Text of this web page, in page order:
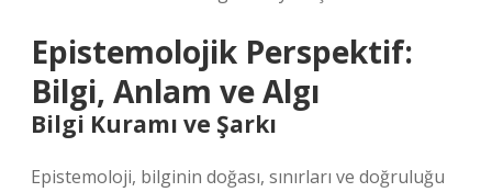
Epistemolojik Perspektif:
Bilgi, Anlam ve Algı
Bilgi Kuramı ve Şarkı
Epistemoloji, bilginin doğası, sınırları ve doğruluğu